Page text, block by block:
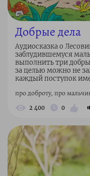
Добрые дела
Аудиосказка о
заблудившемуся
выполнить три
за целью можно не
каждый поступок
про доброту, про
2 400 0